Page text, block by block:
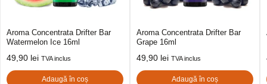
Aroma Concentrata Drifter Bar
Watermelon Ice 16ml
49,90 lei TVA inclus
Adaugă în coș
Aroma Concentrata Drifter Bar
Grape 16ml
49,90 lei TVA inclus
Adaugă în coș